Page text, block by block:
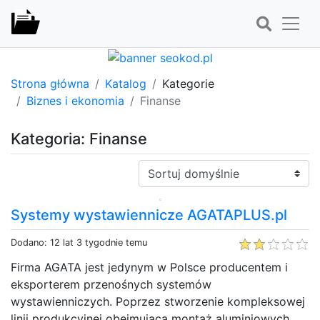
Strona główna Katalog
Kategorie
Biznes i ekonomia
Finanse
Kategoria: Finanse
Sortuj:
Systemy wystawiennicze AGATAPLUS.pl
Dodano: 12 lat 3 tygodnie temu
Firma AGATA jest jedynym w Polsce producentem i
eksporterem przenośnych systemów
wystawienniczych. Poprzez stworzenie kompleksowej